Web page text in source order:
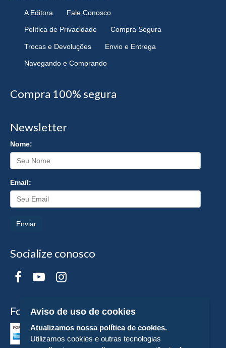
A Editora Fale Conosco
Política de Privacidade Compra Segura
Trocas e Devoluções Envio e Entrega
Navegando e Comprando
Compra 100% segura
Newsletter
Nome:
Email:
Enviar
Socialize conosco
Formas de Pagamento
Aviso de uso de cookies
Atualizamos nossa política de cookies.
Utilizamos cookies e outras tecnologias